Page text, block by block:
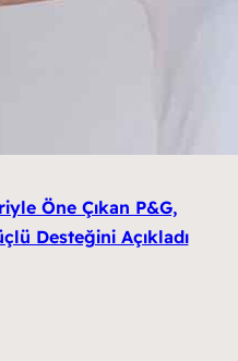
Öne Çıkan P&G,
Desteğini Açıkladı